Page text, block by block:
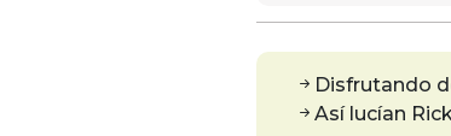
Disfrutando
Así lucían